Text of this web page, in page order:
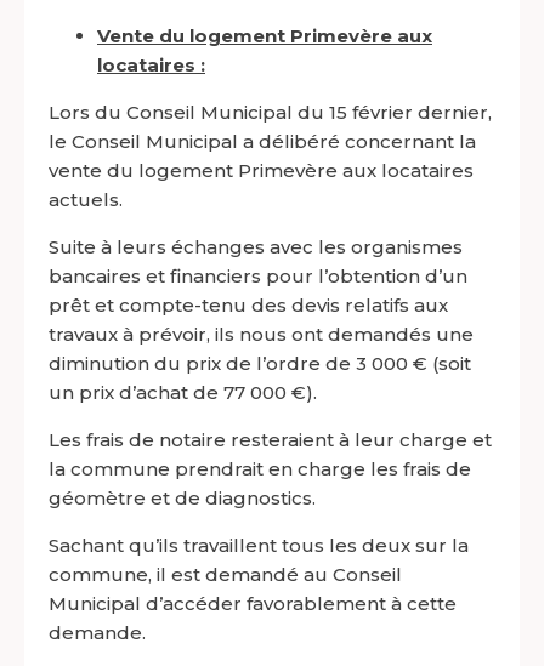
Vente du logement Primevère aux
locataires :
Lors du Conseil Municipal du 15 février dernier,
le Conseil Municipal a délibéré concernant la
vente du logement Primevère aux locataires
actuels.
Suite à leurs échanges avec les organismes
bancaires et financiers pour l’obtention d’un
prêt et compte-tenu des devis relatifs aux
travaux à prévoir, ils nous ont demandés une
diminution du prix de l’ordre de 3 000 € (soit
un prix d’achat de 77 000 €).
Les frais de notaire resteraient à leur charge et
la commune prendrait en charge les frais de
géomètre et de diagnostics.
Sachant qu’ils travaillent tous les deux sur la
commune, il est demandé au Conseil
Municipal d’accéder favorablement à cette
demande.